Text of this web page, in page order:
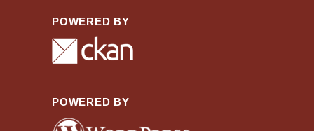
POWERED BY
POWERED BY